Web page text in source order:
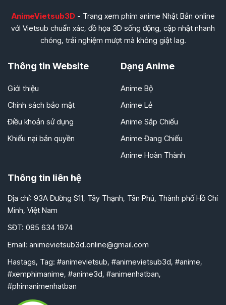
AnimeVietsub3D- Trang xem phim anime Nhật Bản online
với Vietsub chuẩn xác, đồ họa 3D sống động, cập nhật nhanh
chóng, trải nghiệm mượt mà không giật lag.
Thông tin Website
Giới thiệu
Chính sách bảo mật
Điều khoản sử dụng
Khiếu nại bản quyền
Dạng Anime
Anime Bộ
Anime Lẻ
Anime Sắp Chiếu
Anime Đang Chiếu
Anime Hoàn Thành
Thông tin liên hệ
Địa chỉ: 93A Đường S11, Tây Thạnh, Tân Phú, Thành phố Hồ Chí
Minh, Việt Nam
SĐT: 085 634 1974
Email: animevietsub3d.online@gmail.com
Hastags, Tag: #animevietsub, #animevietsub3d, #anime,
#xemphimanime, #anime3d, #animenhatban,
#phimanimenhatban